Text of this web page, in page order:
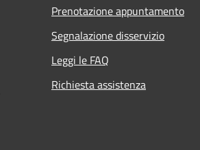
Prenotazione appuntamento
Segnalazione disservizio
Leggi le FAQ
Richiesta assistenza